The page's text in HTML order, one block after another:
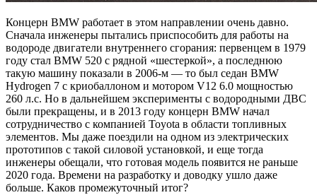
Концерн BMW работает в этом направлении очень давно.
Сначала инженеры пытались приспособить для работы на
водороде двигатели внутреннего сгорания: первенцем в 1979
году стал BMW 520 с рядной «шестеркой», а последнюю
такую машину показали в 2006-м — то был седан BMW
Hydrogen 7 с криобаллоном и мотором V12 6.0 мощностью
260 л.с. Но в дальнейшем эксперименты с водородными ДВС
были прекращены, и в 2013 году концерн BMW начал
сотрудничество с компанией Toyota в области топливных
элементов. Мы даже поездили на одном из электрических
прототипов с такой силовой установкой, и еще тогда
инженеры обещали, что готовая модель появится не раньше
2020 года. Времени на разработку и доводку ушло даже
больше. Каков промежуточный итог?